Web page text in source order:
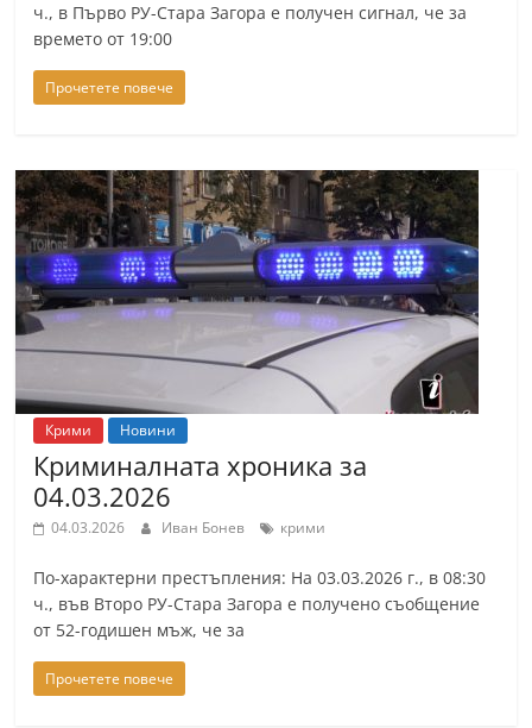
ч., в Първо РУ-Стара Загора е получен сигнал, че за
времето от 19:00
Прочетете повече
Крими Новини
Криминалната хроника за
04.03.2026
04.03.2026 Иван Бонев крими
По-характерни престъпления: На 03.03.2026 г., в 08:30
ч., във Второ РУ-Стара Загора е получено съобщение
от 52-годишен мъж, че за
Прочетете повече